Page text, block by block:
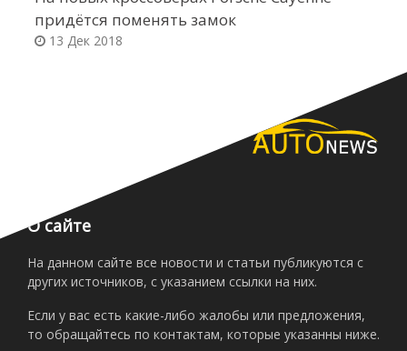
придётся поменять замок
13 Дек 2018
О сайте
На данном сайте все новости и статьи публикуются с
других источников, с указанием ссылки на них.
Если у вас есть какие-либо жалобы или предложения,
то обращайтесь по контактам, которые указанны ниже.